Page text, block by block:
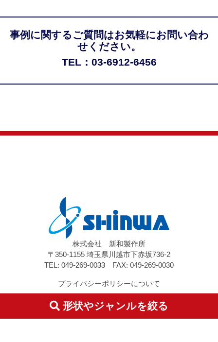
事例に関するご質問はお気軽にお問い合わ
せください。
TEL：03-6912-6456
形状やジャンルを絞る
株式会社 新和製作所
〒350-1155 埼玉県川越市下赤坂736-2
TEL: 049-269-0033 FAX: 049-269-0030
プライバシーポリシーについて
特定商取引に基づく表記
©2019 Shinwa Factory